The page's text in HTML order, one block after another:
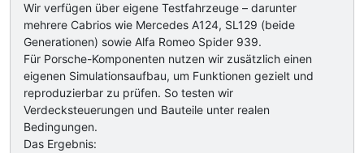
Wir verfügen über eigene Testfahrzeuge – darunter
mehrere Cabrios wie Mercedes A124, SL129 (beide
Generationen) sowie Alfa Romeo Spider 939.
Für Porsche-Komponenten nutzen wir zusätzlich einen
eigenen Simulationsaufbau, um Funktionen gezielt und
reproduzierbar zu prüfen. So testen wir
Verdecksteuerungen und Bauteile unter realen
Bedingungen.
Das Ergebnis: